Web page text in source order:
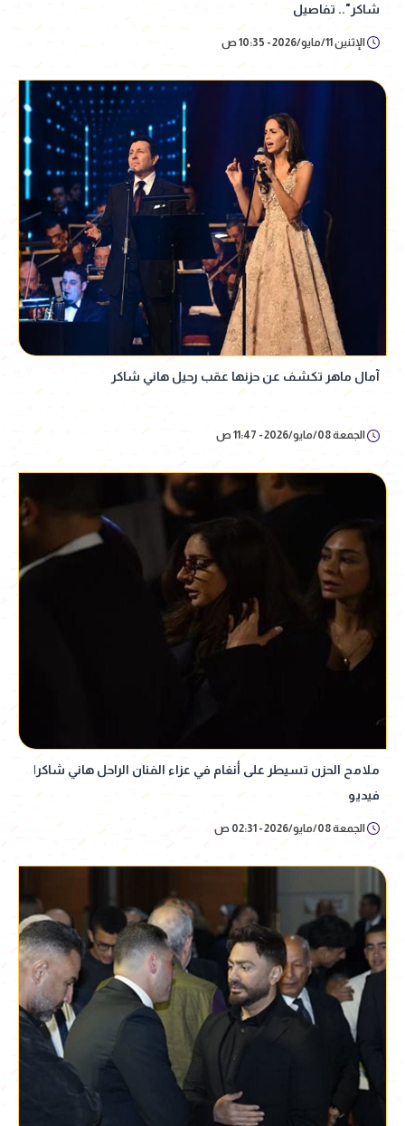
شاكر".. تفاصيل
الإثنين 11/مايو/2026 - 10:35 ص
آمال ماهر تكشف عن حزنها عقب رحيل هاني شاكر
الجمعة 08/مايو/2026 - 11:47 ص
ملامح الحزن تسيطر على أنغام في عزاء الفنان الراحل هاني شاكر|
فيديو
الجمعة 08/مايو/2026 - 02:31 ص